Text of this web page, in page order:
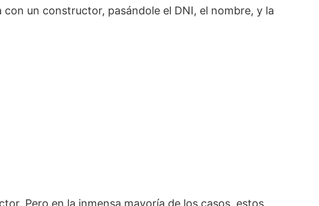
un constructor, pasándole el DNI, el nombre, y la
Pero en la inmensa mayoría de los casos, estos